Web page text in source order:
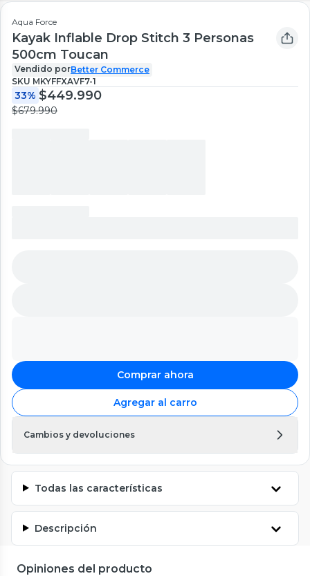
Aqua Force
Kayak Inflable Drop Stitch 3 Personas
500cm Toucan
Vendido porBetter Commerce
SKU MKYFFXAVF7-1
33% $449.990
$679.990
Comprar ahora
Agregar al carro
Cambios y devoluciones
Todas las características
Descripción
Opiniones del producto